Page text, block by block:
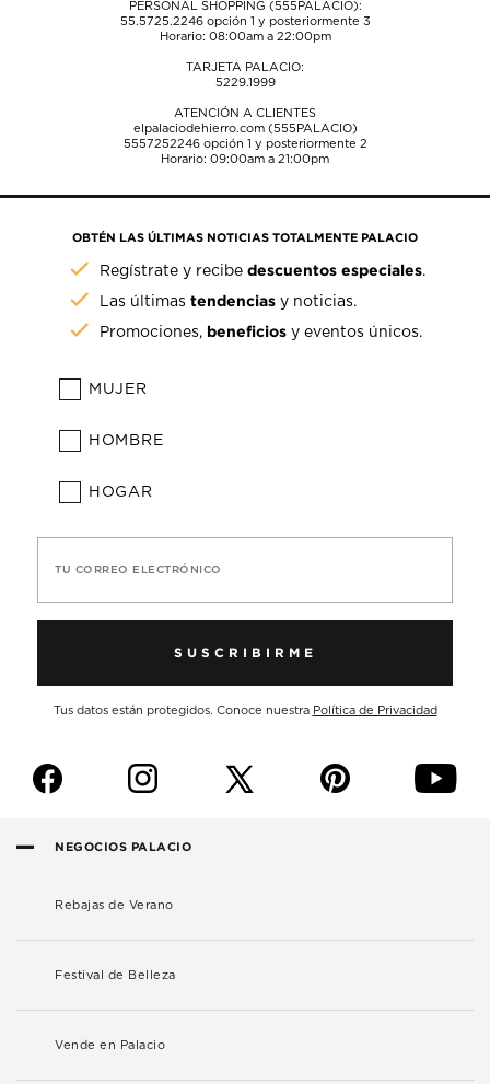
PERSONAL SHOPPING (555PALACIO):
55.5725.2246opción 1 y posteriormente 3
Horario: 08:00am a 22:00pm
TARJETA PALACIO:
5229.1999
ATENCIÓN A CLIENTES
elpalaciodehierro.com (555PALACIO)
5557252246opción 1 y posteriormente 2
Horario: 09:00am a 21:00pm
OBTÉN LAS ÚLTIMAS NOTICIAS TOTALMENTE PALACIO
Regístrate y recibedescuentos especiales.
Las últimastendencias y noticias.
Promociones, beneficios y eventos únicos.
MUJER
HOMBRE
HOGAR
TU CORREO ELECTRÓNICO
SUSCRIBIRME
Tus datos están protegidos. Conoce nuestra Política de Privacidad
f i p y
NEGOCIOS PALACIO
Rebajas de Verano
Festival de Belleza
Vende en Palacio